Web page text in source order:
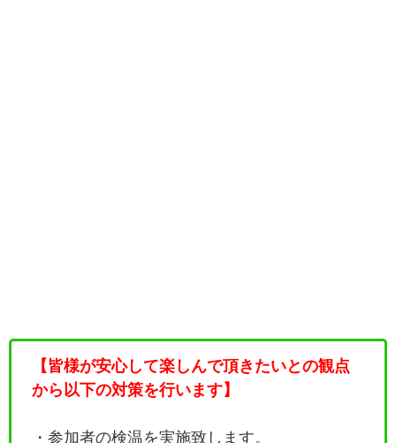
【皆様が安心して楽しんで頂きたいとの観点
から以下の対策を行います】
・参加者の検温を実施致します。